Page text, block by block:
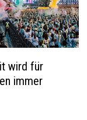
wird für
immer